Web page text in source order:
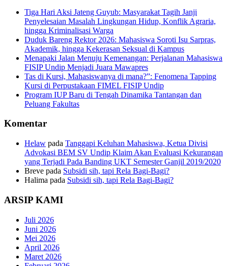
Tiga Hari Aksi Jateng Guyub: Masyarakat Tagih Janji
Penyelesaian Masalah Lingkungan Hidup, Konflik Agraria,
hingga Kriminalisasi Warga
Duduk Bareng Rektor 2026: Mahasiswa Soroti Isu Sarpras,
Akademik, hingga Kekerasan Seksual di Kampus
Menapaki Jalan Menuju Kemenangan: Perjalanan Mahasiswa
FISIP Undip Menjadi Juara Mawapres
Tas di Kursi, Mahasiswanya di mana?”: Fenomena Tapping
Kursi di Perpustakaan FIMEL FISIP Undip
Program IUP Baru di Tengah Dinamika Tantangan dan
Peluang Fakultas
Komentar
Helaw pada Tanggapi Keluhan Mahasiswa, Ketua Divisi
Advokasi BEM SV Undip Klaim Akan Evaluasi Kekurangan
yang Terjadi Pada Banding UKT Semester Ganjil 2019/2020
Breve pada Subsidi sih, tapi Rela Bagi-Bagi?
Halima pada Subsidi sih, tapi Rela Bagi-Bagi?
ARSIP KAMI
Juli 2026
Juni 2026
Mei 2026
April 2026
Maret 2026